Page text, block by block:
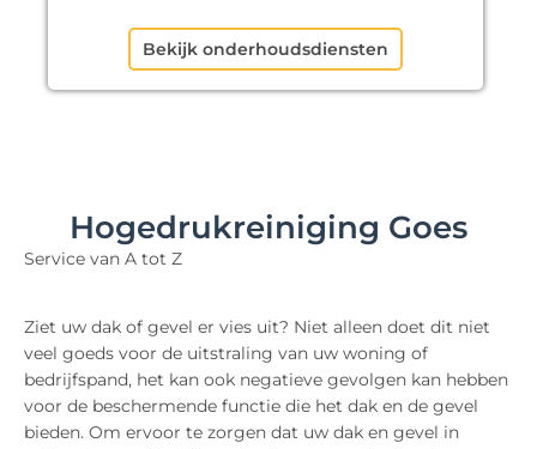
Bekijk onderhoudsdiensten
Hogedrukreiniging Goes
Service van A tot Z
Ziet uw dak of gevel er vies uit? Niet alleen doet dit niet
veel goeds voor de uitstraling van uw woning of
bedrijfspand, het kan ook negatieve gevolgen kan hebben
voor de beschermende functie die het dak en de gevel
bieden. Om ervoor te zorgen dat uw dak en gevel in